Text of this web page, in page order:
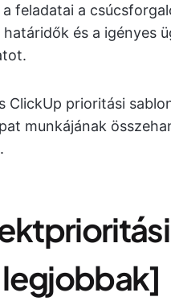
feladatai a
és a igényes
ClickUp prioritási
munkájának
.